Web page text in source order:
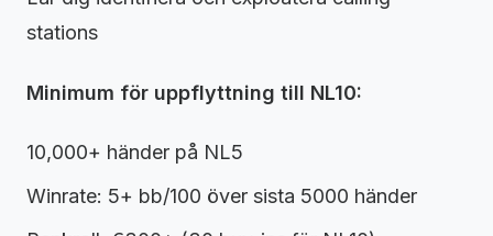
stations
Minimum för uppflyttning till NL10:
10,000+ händer på NL5
Winrate: 5+ bb/100 över sista 5000 händer